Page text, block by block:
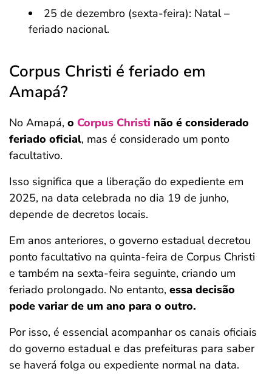
25 de dezembro (sexta-feira): Natal –
feriado nacional.
Corpus Christi é feriado em
Amapá?
No Amapá, o Corpus Christi não é considerado
feriado oficial, mas é considerado um ponto
facultativo.
Isso significa que a liberação do expediente em
2025, na data celebrada no dia 19 de junho,
depende de decretos locais.
Em anos anteriores, o governo estadual decretou
ponto facultativo na quinta-feira de Corpus Christi
e também na sexta-feira seguinte, criando um
feriado prolongado. No entanto, essa decisão
pode variar de um ano para o outro.
Por isso, é essencial acompanhar os canais oficiais
do governo estadual e das prefeituras para saber
se haverá folga ou expediente normal na data.